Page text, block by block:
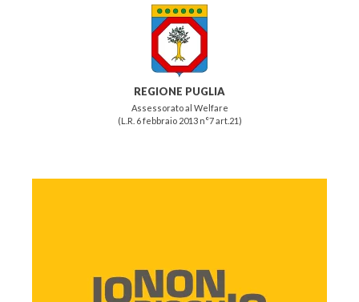
REGIONE PUGLIA
Assessorato al Welfare
(L.R. 6 febbraio 2013 n°7 art.21)